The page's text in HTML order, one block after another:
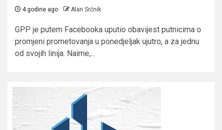
4 godine ago Alan Srčnik
GPP je putem Facebooka uputio obavijest putnicima o
promjeni prometovanja u ponedjeljak ujutro, a za jednu
od svojih linija. Naime,...